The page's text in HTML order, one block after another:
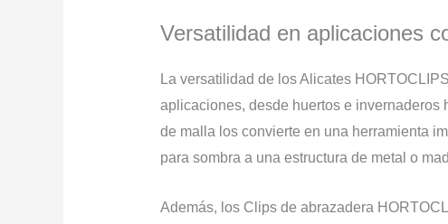
Versatilidad en aplicaciones
La versatilidad de los Alicates
aplicaciones, desde huertos e invernaderos
de malla los convierte en una herramienta
para sombra a una estructura de metal o
Además, los Clips de abrazadera